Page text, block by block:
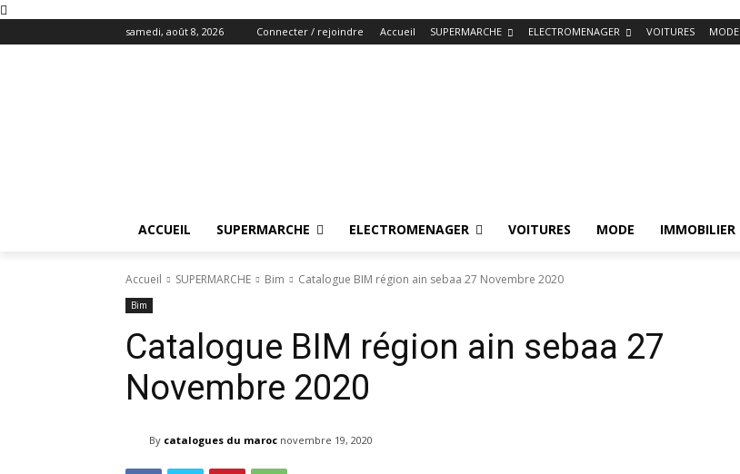
samedi, août 8, 2026 Connecter / rejoindre Accueil SUPERMARCHE ELECTROMENAGER VOITURES MODE
ACCUEIL SUPERMARCHE ELECTROMENAGER VOITURES MODE IMMOBILIER
Accueil SUPERMARCHE Bim Catalogue BIM région ain sebaa 27 Novembre 2020
Bim
Catalogue BIM région ain sebaa 27
Novembre 2020
By catalogues du maroc novembre 19, 2020